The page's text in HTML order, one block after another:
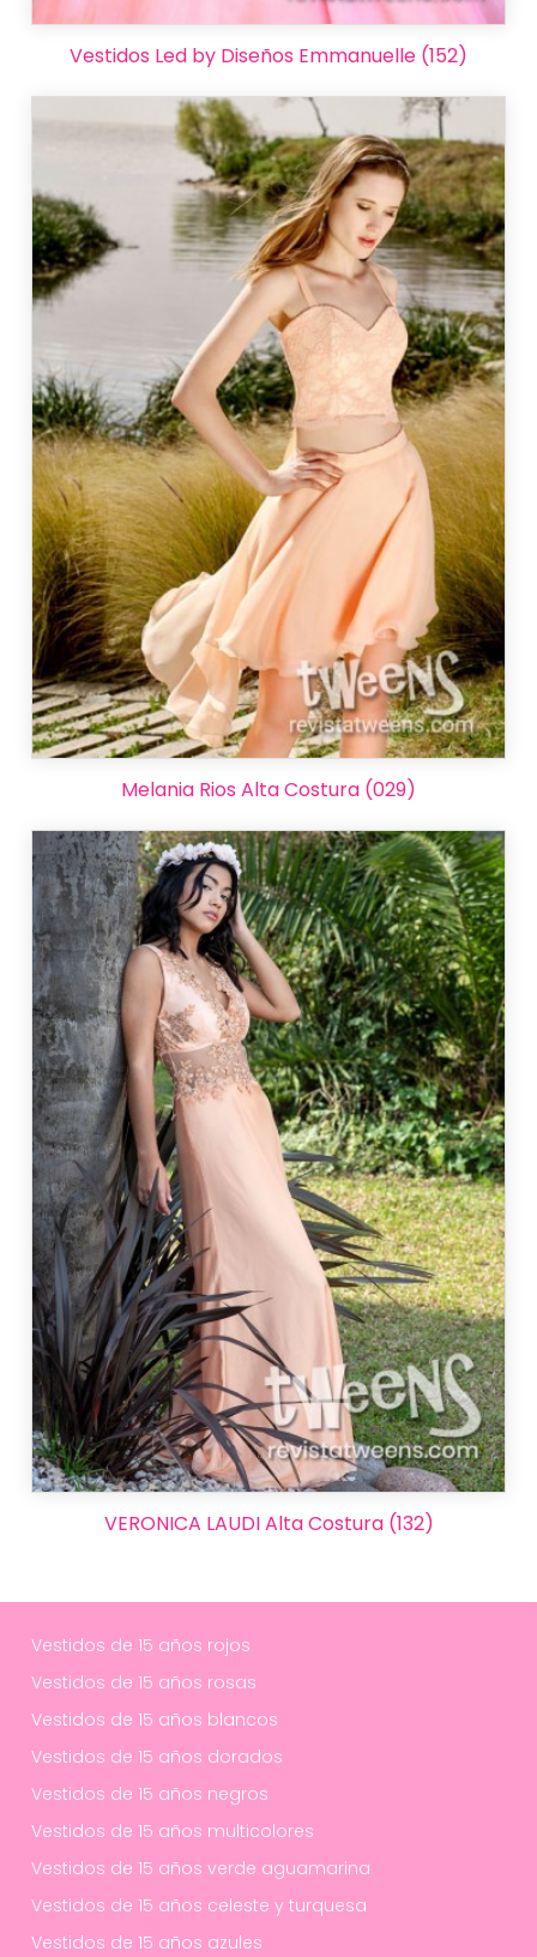
Vestidos Led by Diseños Emmanuelle (152)
Melania Rios Alta Costura (029)
VERONICA LAUDI Alta Costura (132)
Vestidos de 15 años rojos
Vestidos de 15 años rosas
Vestidos de 15 años blancos
Vestidos de 15 años dorados
Vestidos de 15 años negros
Vestidos de 15 años multicolores
Vestidos de 15 años verde aguamarina
Vestidos de 15 años celeste y turquesa
Vestidos de 15 años azules